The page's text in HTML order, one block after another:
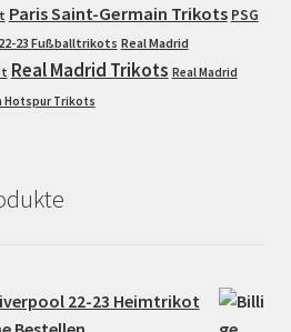
Paris Saint-Germain Trikots PSG
23 Fußballtrikots Real Madrid
Real Madrid Trikots Real Madrid
Hotspur Trikots
22-23 Heimtrikot